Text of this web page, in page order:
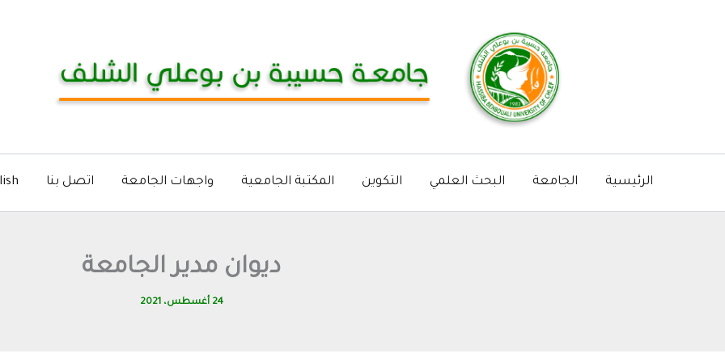
الرئيسية الجامعة البحث العلمي التكوين المكتبة الجامعية واجهات الجامعة اتصل بنا
ديوان مدير الجامعة
24 أغسطس، 2021